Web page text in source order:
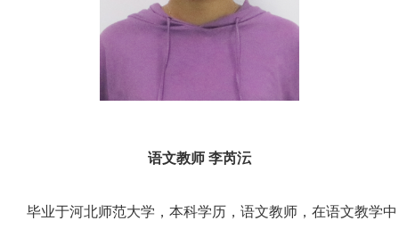
语文教师 李芮沄
毕业于河北师范大学，本科学历，语文教师，在语文教学中